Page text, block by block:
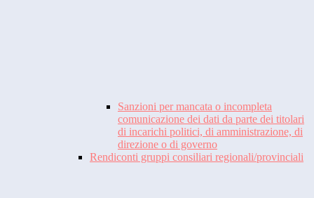
Sanzioni per mancata o incompleta
comunicazione dei dati da parte dei titolari
di incarichi politici, di amministrazione, di
direzione o di governo
Rendiconti gruppi consiliari regionali/provinciali